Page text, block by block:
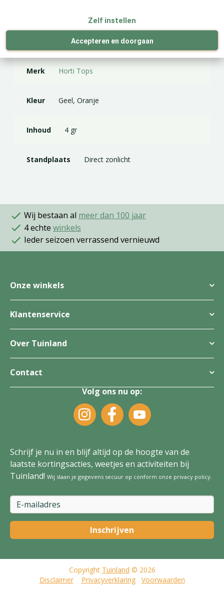
Zelf instellen
Accepteren en doorgaan
Latijnse naam Cucurbita maxima
Merk Horti Tops
Kleur Geel, Oranje
Inhoud 4 gr
Standplaats Direct zonlicht
Wij bestaan al meer dan 100 jaar
4 echte winkels
Ieder seizoen verrassend vernieuwd
Onze winkels
Klantenservice
Over Tuinland
Contact
Volg ons nu op:
Schrijf je nu in en blijf altijd op de hoogte van de
laatste kortingsacties, weetjes en activiteiten bij
Tuinland! Wij slaan je gegevens secuur op conform onze privacy policy
Copyright Tuinland © 2026
Disclaimer
Privacyverklaring
Voorwaarden